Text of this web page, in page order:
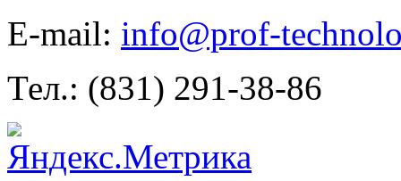
E-mail: info@prof-
Тел.: (831) 291-38-86